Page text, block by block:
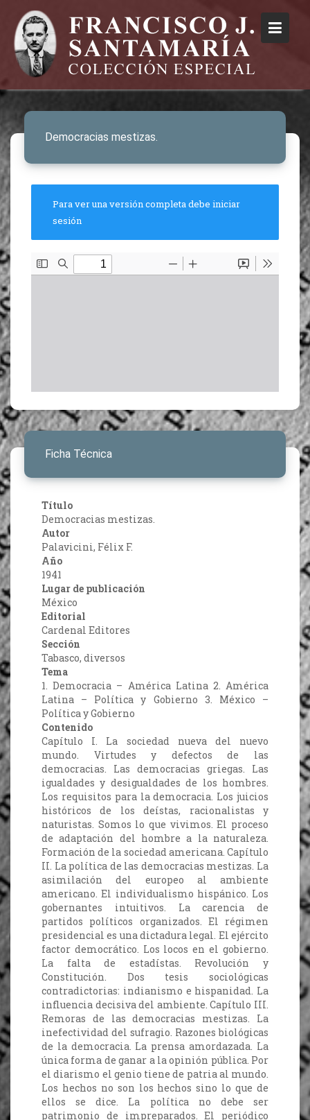
Democracias mestizas.
Para ver una versión completa debe iniciar
sesión
Ficha Técnica
Título
Democracias mestizas.
Autor
Palavicini, Félix F.
Año
1941
Lugar de publicación
México
Editorial
Cardenal Editores
Sección
Tabasco, diversos
Tema
1. Democracia – América Latina 2. América
Latina – Política y Gobierno 3. México –
Política y Gobierno
Contenido
Capítulo I. La sociedad nueva del nuevo
mundo. Virtudes y defectos de las
democracias. Las democracias griegas. Las
igualdades y desigualdades de los hombres.
Los requisitos para la democracia. Los juicios
históricos de los deístas, racionalistas y
naturistas. Somos lo que vivimos. El proceso
de adaptación del hombre a la naturaleza.
Formación de la sociedad americana. Capítulo
II. La política de las democracias mestizas. La
asimilación del europeo al ambiente
americano. El individualismo hispánico. Los
gobernantes intuitivos. La carencia de
partidos políticos organizados. El régimen
presidencial es una dictadura legal. El ejército
factor democrático. Los locos en el gobierno.
La falta de estadístas. Revolución y
Constitución. Dos tesis sociológicas
contradictorias: indianismo e hispanidad. La
influencia decisiva del ambiente. Capítulo III.
Remoras de las democracias mestizas. La
inefectividad del sufragio. Razones biológicas
de la democracia. La prensa amordazada. La
única forma de ganar a la opinión pública. Por
el diarismo el genio tiene de patria al mundo.
Los hechos no son los hechos sino lo que de
ellos se dice. La política no debe ser
patrimonio de impreparados. El periódico